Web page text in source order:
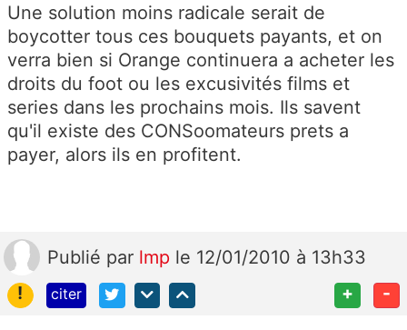
Une solution moins radicale serait de
boycotter tous ces bouquets payants, et on
verra bien si Orange continuera a acheter les
droits du foot ou les excusivités films et
series dans les prochains mois. Ils savent
qu'il existe des CONSoomateurs prets a
payer, alors ils en profitent.
Publié par lmp le 12/01/2010 à 13h33
!
citer + -